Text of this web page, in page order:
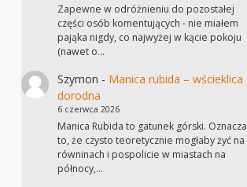
Zapewne w odróżnieniu do pozostałej
części osób komentujących - nie miałem
pająka nigdy, co najwyżej w kącie pokoju
(nawet o…
Szymon - Manica rubida – wścieklica
dorodna
6 czerwca 2026
Manica Rubida to gatunek górski. Oznacza
to, że czysto teoretycznie mogłaby żyć na
równinach i pospolicie w miastach na
północy,…